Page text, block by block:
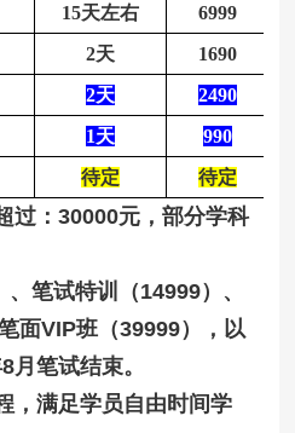
15天左右
6999
2天
1690
2天
2490
1天
990
待定 待定
过：30000元，部分学科
、笔试特训（14999）、
面VIP班（39999），以
月笔试结束。
，满足学员自由时间学